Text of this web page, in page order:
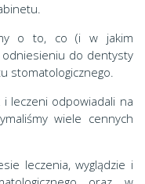
o to, co (i w jakim
do dentysty
stomatologicznego.
i leczeni odpowiadali na
wiele cennych
leczenia, wyglądzie i